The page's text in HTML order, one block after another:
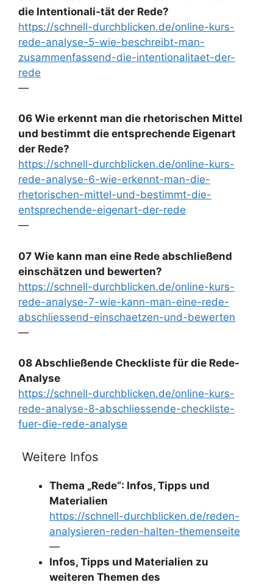
die Intentionali-tät der Rede?
https://schnell-durchblicken.de/online-kurs-
rede-analyse-5-wie-beschreibt-man-
zusammenfassend-die-intentionalitaet-der-
rede
—
06 Wie erkennt man die rhetorischen Mittel
und bestimmt die entsprechende Eigenart
der Rede?
https://schnell-durchblicken.de/online-kurs-
rede-analyse-6-wie-erkennt-man-die-
rhetorischen-mittel-und-bestimmt-die-
entsprechende-eigenart-der-rede
—
07 Wie kann man eine Rede abschließend
einschätzen und bewerten?
https://schnell-durchblicken.de/online-kurs-
rede-analyse-7-wie-kann-man-eine-rede-
abschliessend-einschaetzen-und-bewerten
—
08 Abschließende Checkliste für die Rede-
Analyse
https://schnell-durchblicken.de/online-kurs-
rede-analyse-8-abschliessende-checkliste-
fuer-die-rede-analyse
Weitere Infos
Thema „Rede“: Infos, Tipps und
Materialien
https://schnell-durchblicken.de/reden-
analysieren-reden-halten-themenseite
—
Infos, Tipps und Materialien zu
weiteren Themen des